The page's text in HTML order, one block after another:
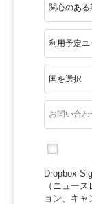
Dropbox
（ニュー
ョン、キ